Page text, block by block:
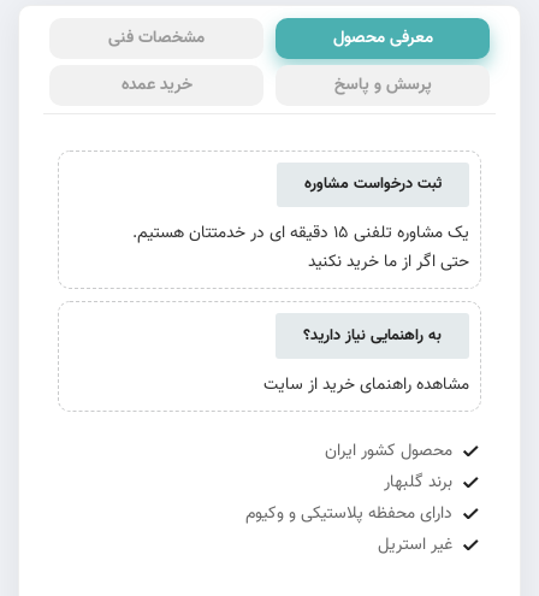
معرفی محصول
مشخصات فنی
پرسش و پاسخ
خرید عمده
ثبت درخواست مشاوره
یک مشاوره تلفنی 15 دقیقه ای در خدمتتان هستیم.
حتی اگر از ما خرید نکنید
به راهنمایی نیاز دارید؟
مشاهده راهنمای خرید از سایت
محصول کشور ایران
برند گلبهار
دارای محفظه پلاستیکی و وکیوم
غیر استریل